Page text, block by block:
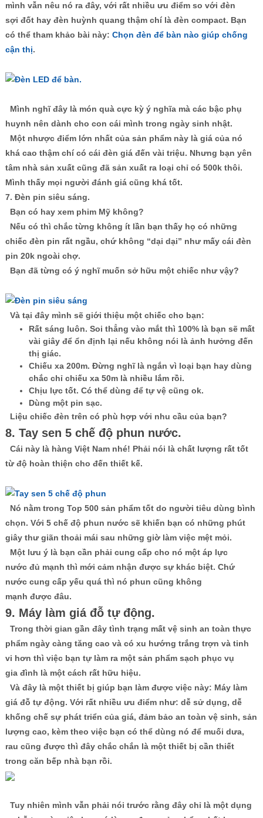
mình vẫn nêu nó ra đây, với rất nhiều ưu điểm so với đèn
sợi đốt hay đèn huỳnh quang thậm chí là đèn compact. Bạn
có thể tham khảo bài này: Chọn đèn để bàn nào giúp chống
cận thị.
Mình nghĩ đây là món quà cực kỳ ý nghĩa mà các bậc phụ
huynh nên dành cho con cái mình trong ngày sinh nhật.
Một nhược điểm lớn nhất của sản phẩm này là giá của nó
khá cao thậm chí có cái đèn giá đến vài triệu. Nhưng bạn yên
tâm nhà sản xuất cũng đã sản xuất ra loại chỉ có 500k thôi.
Mình thấy mọi người đánh giá cũng khá tốt.
7. Đèn pin siêu sáng.
Bạn có hay xem phim Mỹ không?
Nếu có thì chắc từng không ít lần bạn thấy họ có những
chiếc đèn pin rất ngầu, chứ không “dại dại” như mấy cái đèn
pin 20k ngoài chợ.
Bạn đã từng có ý nghĩ muốn sở hữu một chiếc như vậy?
Và tại đây mình sẽ giới thiệu một chiếc cho bạn:
Rất sáng luôn. Soi thẳng vào mắt thì 100% là bạn sẽ mất
vài giây để ổn định lại nếu không nói là ảnh hưởng đến
thị giác.
Chiếu xa 200m. Đừng nghĩ là ngắn vì loại bạn hay dùng
chắc chỉ chiếu xa 50m là nhiều lắm rồi.
Chịu lực tốt. Có thể dùng để tự vệ cũng ok.
Dùng một pin sạc.
Liệu chiếc đèn trên có phù hợp với nhu cầu của bạn?
8. Tay sen 5 chế độ phun nước.
Cái này là hàng Việt Nam nhé! Phải nói là chất lượng rất tốt
từ độ hoàn thiện cho đến thiết kế.
Nó nằm trong Top 500 sản phẩm tốt do người tiêu dùng bình
chọn. Với 5 chế độ phun nước sẽ khiến bạn có những phút
giây thư giãn thoải mái sau những giờ làm việc mệt mỏi.
Một lưu ý là bạn cần phải cung cấp cho nó một áp lực
nước đủ mạnh thì mới cảm nhận được sự khác biệt. Chứ
nước cung cấp yếu quá thì nó phun cũng không
mạnh được đâu.
9. Máy làm giá đỗ tự động.
Trong thời gian gần đây tình trạng mất vệ sinh an toàn thực
phẩm ngày càng tăng cao và có xu hướng trắng trợn và tinh
vi hơn thì việc bạn tự làm ra một sản phẩm sạch phục vụ
gia đình là một cách rất hữu hiệu.
Và đây là một thiết bị giúp bạn làm được việc này: Máy làm
giá đỗ tự động. Với rất nhiều ưu điểm như: dễ sử dụng, dễ
khống chế sự phát triển của giá, đảm bảo an toàn vệ sinh, sản
lượng cao, kèm theo việc bạn có thể dùng nó để muối dưa,
rau cũng được thì đây chắc chắn là một thiết bị cần thiết
trong căn bếp nhà bạn rồi.
Tuy nhiên mình vẫn phải nói trước rằng đây chỉ là một dụng